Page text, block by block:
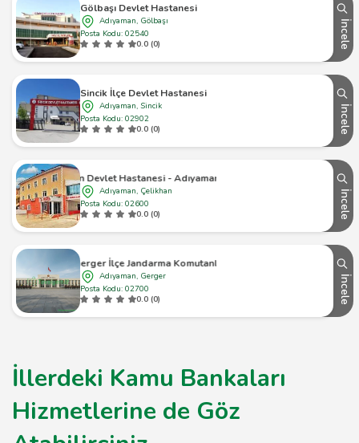
Gölbaşı Devlet Hastanesi
Adıyaman, Gölbaşı
Posta Kodu: 02540
0.0 (0)
İncele
Sincik İlçe Devlet Hastanesi
Adıyaman, Sincik
Posta Kodu: 02902
0.0 (0)
İncele
Çelikhan Devlet Hastanesi - Adıyaman Çelikhan - 1
Adıyaman, Çelikhan
Posta Kodu: 02600
0.0 (0)
İncele
Gerger İlçe Jandarma Komutanlığı
Adıyaman, Gerger
Posta Kodu: 02700
0.0 (0)
İncele
İllerdeki Kamu Bankaları
Hizmetlerine de Göz